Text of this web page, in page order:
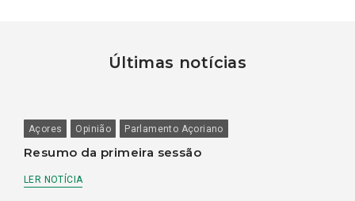
Últimas notícias
Açores Opinião Parlamento Açoriano
Resumo da primeira sessão
LER NOTÍCIA